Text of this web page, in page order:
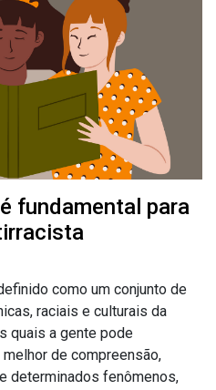
fundamental para
como um conjunto de
raciais e culturais da
quais a gente pode
de compreensão,
determinados fenômenos,